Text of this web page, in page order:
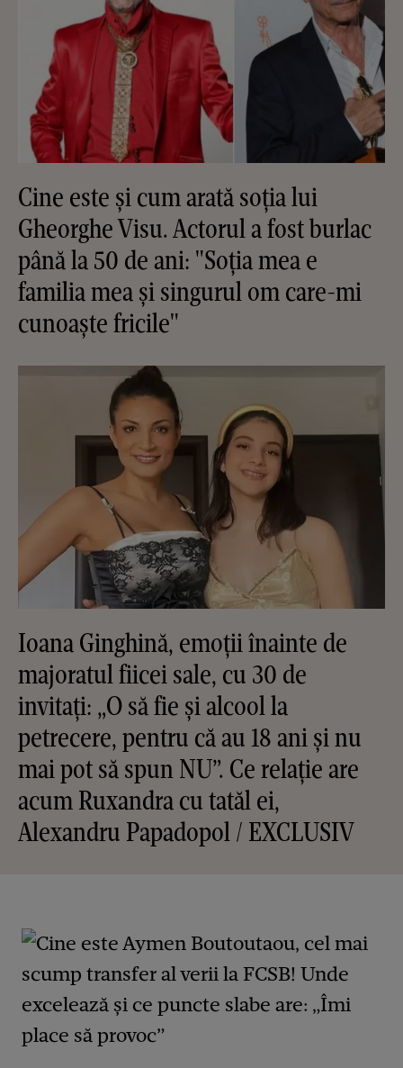
Cine este și cum arată soția lui
Gheorghe Visu. Actorul a fost burlac
până la 50 de ani: "Soția mea e
familia mea și singurul om care-mi
cunoaște fricile"
Ioana Ginghină, emoții înainte de
majoratul fiicei sale, cu 30 de
invitați: „O să fie și alcool la
petrecere, pentru că au 18 ani și nu
mai pot să spun NU”. Ce relație are
acum Ruxandra cu tatăl ei,
Alexandru Papadopol / EXCLUSIV